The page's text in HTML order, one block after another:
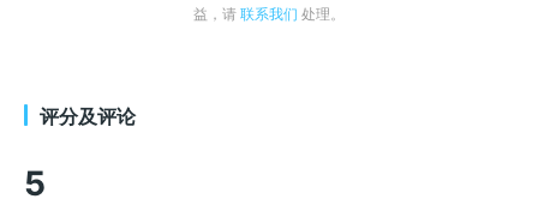
益，请 联系我们 处理。
评分及评论
5